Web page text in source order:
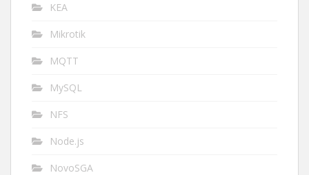
KEA
Mikrotik
MQTT
MySQL
NFS
Node.js
NovoSGA